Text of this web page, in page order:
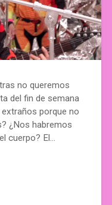
no queremos
del fin de semana
porque no
¿Nos habremos
cuerpo? El…